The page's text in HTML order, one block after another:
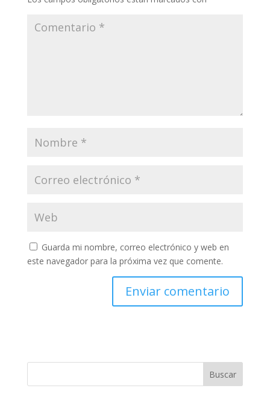
Guarda mi nombre, correo electrónico y web en
este navegador para la próxima vez que comente.